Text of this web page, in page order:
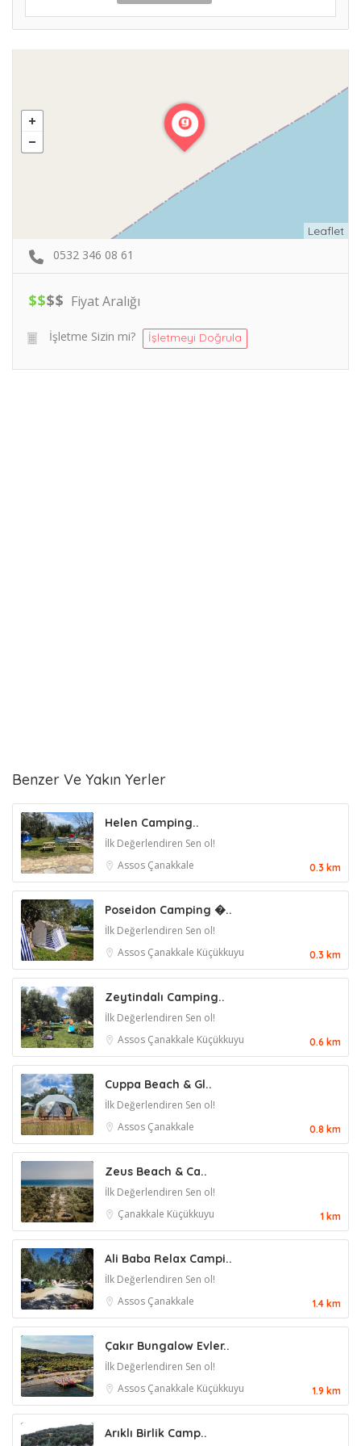
Leaflet
0532 346 08 61
$$$$ Fiyat Aralığı
İşletme Sizin mi? İşletmeyi Doğrula
Benzer Ve Yakın Yerler
Helen Camping..
İlk Değerlendiren Sen ol!
Assos Çanakkale 0.3 km
Poseidon Camping �..
İlk Değerlendiren Sen ol!
Assos Çanakkale Küçükkuyu 0.3 km
Zeytindalı Camping..
İlk Değerlendiren Sen ol!
Assos Çanakkale Küçükkuyu 0.6 km
Cuppa Beach & Gl..
İlk Değerlendiren Sen ol!
Assos Çanakkale 0.8 km
Zeus Beach & Ca..
İlk Değerlendiren Sen ol!
Çanakkale Küçükkuyu 1 km
Ali Baba Relax Campi..
İlk Değerlendiren Sen ol!
Assos Çanakkale 1.4 km
Çakır Bungalow Evler..
İlk Değerlendiren Sen ol!
Assos Çanakkale Küçükkuyu 1.9 km
Arıklı Birlik Camp..